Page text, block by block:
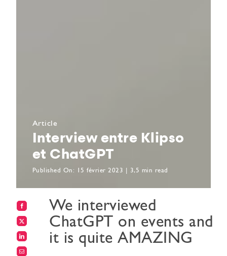
Article
Interview entre Klipso
et ChatGPT
Published On: 15 février 2023 3,5 min read
We interviewed
ChatGPT on events and
it is quite AMAZING